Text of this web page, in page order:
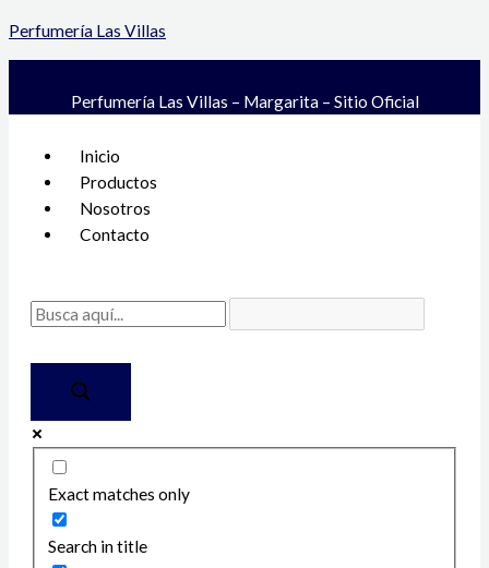
al
contenido
Perfumería Las Villas
Perfumería Las Villas – Margarita – Sitio Oficial
Inicio
Productos
Nosotros
Contacto
Exact matches only
Search in title
Mademoiselle
Eau
Toilette
Chanel
cantidad